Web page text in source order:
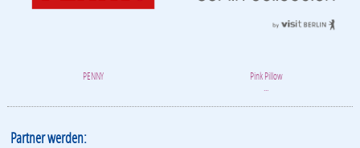
PENNY
Pink Pillow
Partner werden: